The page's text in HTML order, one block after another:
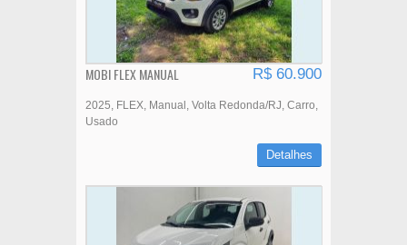
MOBI FLEX MANUAL R$ 60.900
2025 FLEX Manual Volta Redonda/RJ Carro
Usado
Detalhes